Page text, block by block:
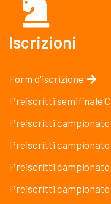
Iscrizioni
Form d'iscrizione
Preiscritti semifinale
Preiscritti campionato
Preiscritti campionato
Preiscritti campionato
Preiscritti campionato